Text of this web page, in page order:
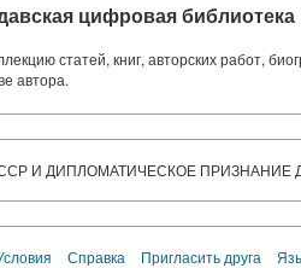
цифровая библиотека
статей, книг, авторских работ,
автора.
И ДИПЛОМАТИЧЕСКОЕ ПРИЗНАНИЕ
Справка Пригласить друга